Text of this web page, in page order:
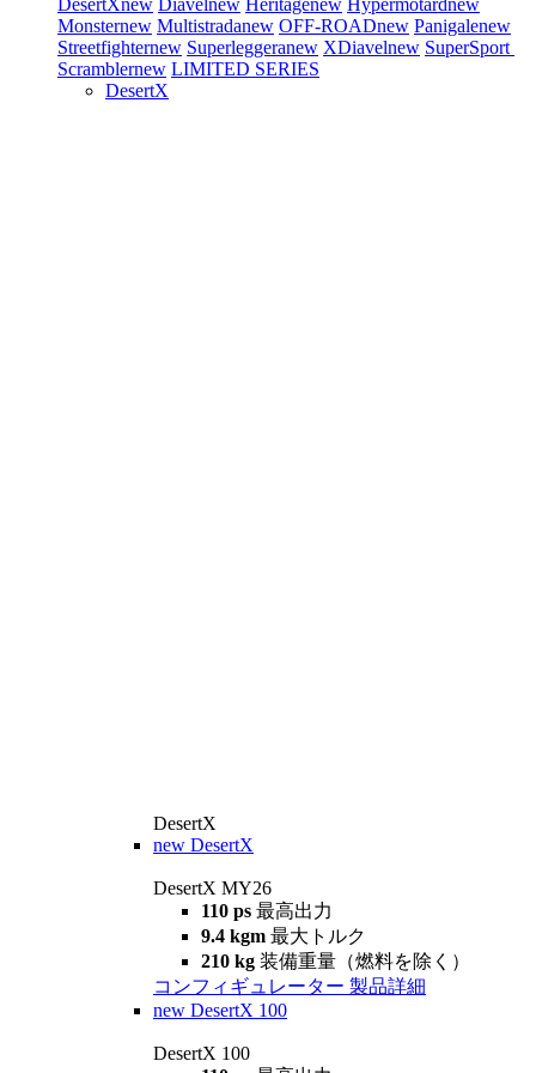
DesertXnew Diavelnew Heritagenew Hypermotardnew
Monsternew Multistradanew OFF-ROADnew Panigalenew
Streetfighternew Superleggeranew XDiavelnew SuperSport
Scramblernew LIMITED SERIES
DesertX
DesertX
new DesertX
DesertX MY26
110 ps 最高出力
9.4 kgm 最大トルク
210 kg 装備重量（燃料を除く）
コンフィギュレーター 製品詳細
new DesertX 100
DesertX 100